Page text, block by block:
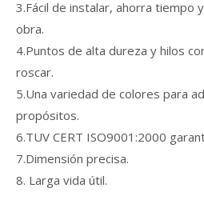
3.Fácil de instalar, ahorra tiempo
obra.
4.Puntos de alta dureza y hilos
roscar.
5.Una variedad de colores para
propósitos.
6.TUV CERT ISO9001:2000
7.Dimensión precisa.
8. Larga vida útil.